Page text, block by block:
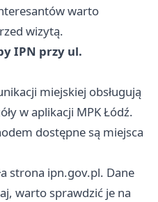
warto
wizytą.
IPN przy ul.
miejskiej obsługują
w aplikacji MPK Łódź.
dostępne są miejsca
strona ipn.gov.pl. Dane
warto sprawdzić je na